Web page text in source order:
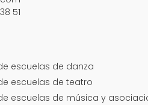
51
escuelas de danza
escuelas de teatro
escuelas de música y